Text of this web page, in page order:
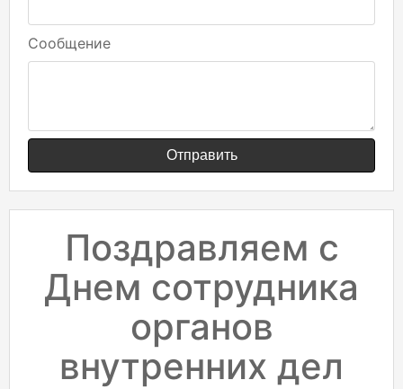
Сообщение
Отправить
Поздравляем с
Днем сотрудника
органов
внутренних дел